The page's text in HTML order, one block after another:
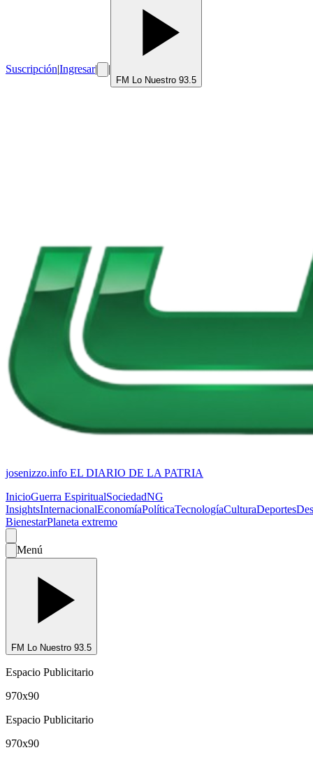
Suscripción|Ingresar| |
FM Lo Nuestro 93.5
josenizzo.info EL DIARIO DE LA PATRIA
InicioGuerra EspiritualSociedadNG
InsightsInternacionalEconomíaPolíticaTecnologíaCulturaDeportes
BienestarPlaneta extremo
Menú
FM Lo Nuestro 93.5
Espacio Publicitario
970x90
Espacio Publicitario
970x90